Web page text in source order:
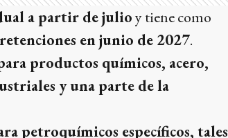
a partir de julioy tiene como
en junio de 2027.
productos químicos, acero,
y una parte de la
petroquímicos específicos, tales